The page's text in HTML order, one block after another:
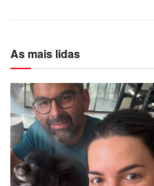
As mais lidas